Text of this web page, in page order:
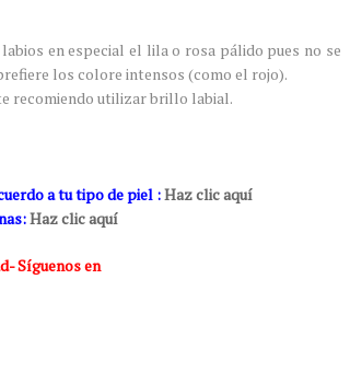
en especial el lila o rosa pálido pues no se
los colore intensos (como el rojo).
recomiendo utilizar brillo labial.
a tu tipo de piel :Haz clic aquí
Haz clic aquí
Síguenos en